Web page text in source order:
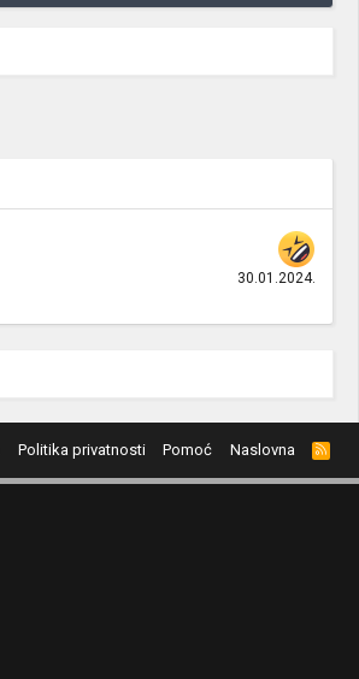
30.01.2024.
Politika privatnosti Pomoć Naslovna
R
S
S